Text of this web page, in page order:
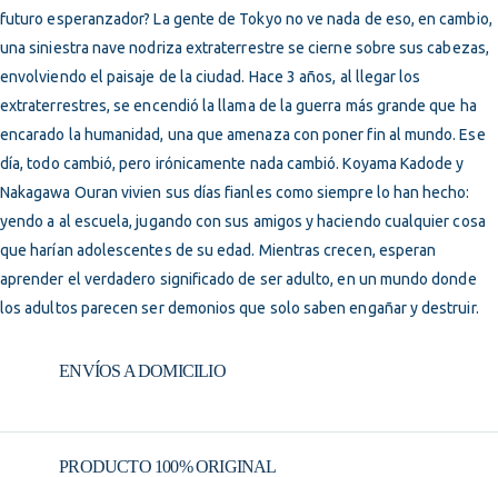
futuro esperanzador? La gente de Tokyo no ve nada de eso, en cambio,
una siniestra nave nodriza extraterrestre se cierne sobre sus cabezas,
envolviendo el paisaje de la ciudad. Hace 3 años, al llegar los
extraterrestres, se encendió la llama de la guerra más grande que ha
encarado la humanidad, una que amenaza con poner fin al mundo. Ese
día, todo cambió, pero irónicamente nada cambió. Koyama Kadode y
Nakagawa Ouran vivien sus días fianles como siempre lo han hecho:
yendo a al escuela, jugando con sus amigos y haciendo cualquier cosa
que harían adolescentes de su edad. Mientras crecen, esperan
aprender el verdadero significado de ser adulto, en un mundo donde
los adultos parecen ser demonios que solo saben engañar y destruir.
ENVÍOS A DOMICILIO
PRODUCTO 100% ORIGINAL